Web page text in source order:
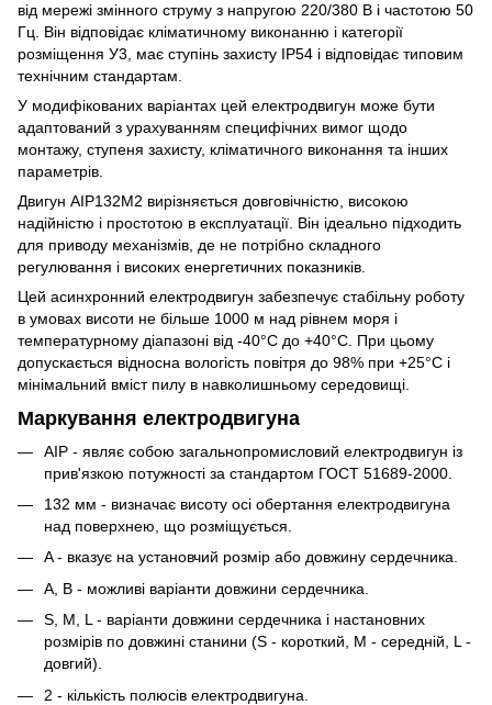
від мережі змінного струму з напругою 220/380 В і частотою 50
Гц. Він відповідає кліматичному виконанню і категорії
розміщення У3, має ступінь захисту IP54 і відповідає типовим
технічним стандартам.
У модифікованих варіантах цей електродвигун може бути
адаптований з урахуванням специфічних вимог щодо
монтажу, ступеня захисту, кліматичного виконання та інших
параметрів.
Двигун АІР132M2 вирізняється довговічністю, високою
надійністю і простотою в експлуатації. Він ідеально підходить
для приводу механізмів, де не потрібно складного
регулювання і високих енергетичних показників.
Цей асинхронний електродвигун забезпечує стабільну роботу
в умовах висоти не більше 1000 м над рівнем моря і
температурному діапазоні від -40°C до +40°C. При цьому
допускається відносна вологість повітря до 98% при +25°C і
мінімальний вміст пилу в навколишньому середовищі.
Маркування електродвигуна
АІР - являє собою загальнопромисловий електродвигун із
прив'язкою потужності за стандартом ГОСТ 51689-2000.
132 мм - визначає висоту осі обертання електродвигуна
над поверхнею, що розміщується.
A - вказує на установчий розмір або довжину сердечника.
А, В - можливі варіанти довжини сердечника.
S, M, L - варіанти довжини сердечника і настановних
розмірів по довжині станини (S - короткий, M - середній, L -
довгий).
2 - кількість полюсів електродвигуна.